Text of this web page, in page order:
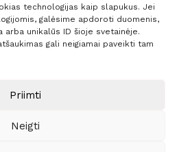
technologijas kaip slapukus. Jei
galėsime apdoroti duomenis,
arba unikalūs ID šioje svetainėje.
gali neigiamai paveikti tam
Priimti
Neigti
ITBrolis